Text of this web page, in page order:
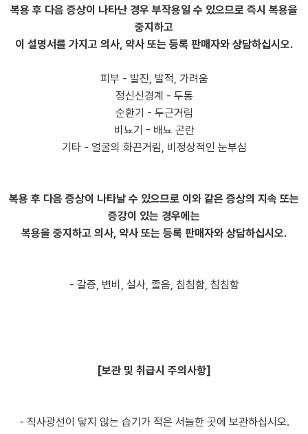
복용 후 다음 증상이 나타난 경우 부작용일 수 있으므로 즉시 복용을
중지하고
이 설명서를 가지고 의사, 약사 또는 등록 판매자와 상담하십시오.
피부 - 발진, 발적, 가려움
정신신경계 - 두통
순환기 - 두근거림
비뇨기 - 배뇨 곤란
기타 - 얼굴의 화끈거림, 비정상적인 눈부심
복용 후 다음 증상이 나타날 수 있으므로 이와 같은 증상의 지속 또는
증강이 있는 경우에는
복용을 중지하고 의사, 약사 또는 등록 판매자와 상담하십시오.
- 갈증, 변비, 설사, 졸음, 침침함, 침침함
[보관 및 취급시 주의사항]
- 직사광선이 닿지 않는 습기가 적은 서늘한 곳에 보관하십시오.